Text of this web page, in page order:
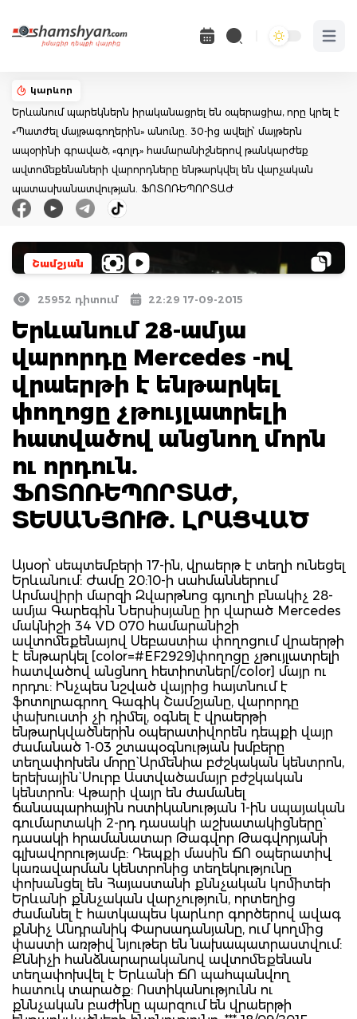
Open
կարևոր
Երևանում պարեկներն իրականացրել են օպերացիա, որը կրել է
«Պատժել մայթագողերին» անունը. 30-ից ավելի՝ մայթերն
ապօրինի գրաված, «գոլդ» համարանիշներով թանկարժեք
ավտոմեքենաների վարորդները ենթարկվել են վարչական
պատասխանատվության. ՖՈՏՈՌԵՊՈՐՏԱԺ
Շամշյան
25952 դիտում 22:29 17-09-2015
Երևանում 28-ամյա
վարորդը Mercedes -ով
վրաերթի է ենթարկել
փողոցը չթույլատրելի
հատվածով անցնող մորն
ու որդուն.
ՖՈՏՈՌԵՊՈՐՏԱԺ,
ՏԵՍԱՆՅՈՒԹ. ԼՐԱՑՎԱԾ
Այսօր՝ սեպտեմբերի 17-ին, վրաերթ է տեղի ունեցել
Երևանում: Ժամը 20:10-ի սահմաններում
Արմավիրի մարզի Զվարթնոց գյուղի բնակիչ 28-
ամյա Գարեգին Ներսիսյանը իր վարած Mercedes
մակնիշի 34 VD 070 համարանիշի
ավտոմեքենայով Սեբաստիա փողոցում վրաերթի
է ենթարկել [color=#EF2929]փողոցը չթույլատրելի
հատվածով անցնող հետիոտներ[/color] մայր ու
որդու: Ինչպես նշված վայրից հայտնում է
ֆոտոլրագրող Գագիկ Շամշյանը, վարորդը
փախուստի չի դիմել, օգնել է վրաերթի
ենթարկվածներին օպերատիվորեն դեպքի վայր
ժամանած 1-03 շտապօգնության խմբերը
տեղափոխեն մորը` Արմենիա բժշկական կենտրոն,
երեխային` Սուրբ Աստվածամայր բժշկական
կենտրոն: Վթարի վայր են ժամանել
ճանապարհային ոստիկանության 1-ին սպայական
գումարտակի 2-րդ դասակի աշխատակիցները`
դասակի հրամանատար Թագվոր Թագվորյանի
գլխավորությամբ: Դեպքի մասին ՃՈ օպերատիվ
կառավարման կենտրոնից տեղեկությունը
փոխանցել են Հայաստանի քննչական կոմիտեի
Երևանի քննչական վարչություն, որտեղից
ժամանել է հատկապես կարևոր գործերով ավագ
քննիչ Անդրանիկ Փարսադանյանը, ում կողմից
փաստի առթիվ նյութեր են նախապատրաստվում:
Քննիչի հանձնարարականով ավտոմեքենան
տեղափոխվել է Երևանի ՃՈ պահպանվող
հատուկ տարածք: Ոստիկանությունն ու
քննչական բաժինը պարզում են վրաերթի